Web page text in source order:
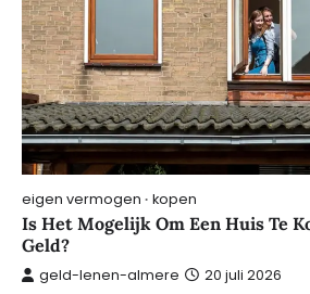
eigen vermogen kopen
Is Het Mogelijk Om Een Huis Te
Geld?
geld-lenen-almere 20 juli 2026